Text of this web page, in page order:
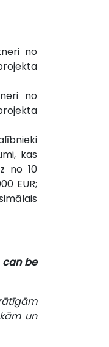
no
no
kas
no 10
EUR;
can be
un